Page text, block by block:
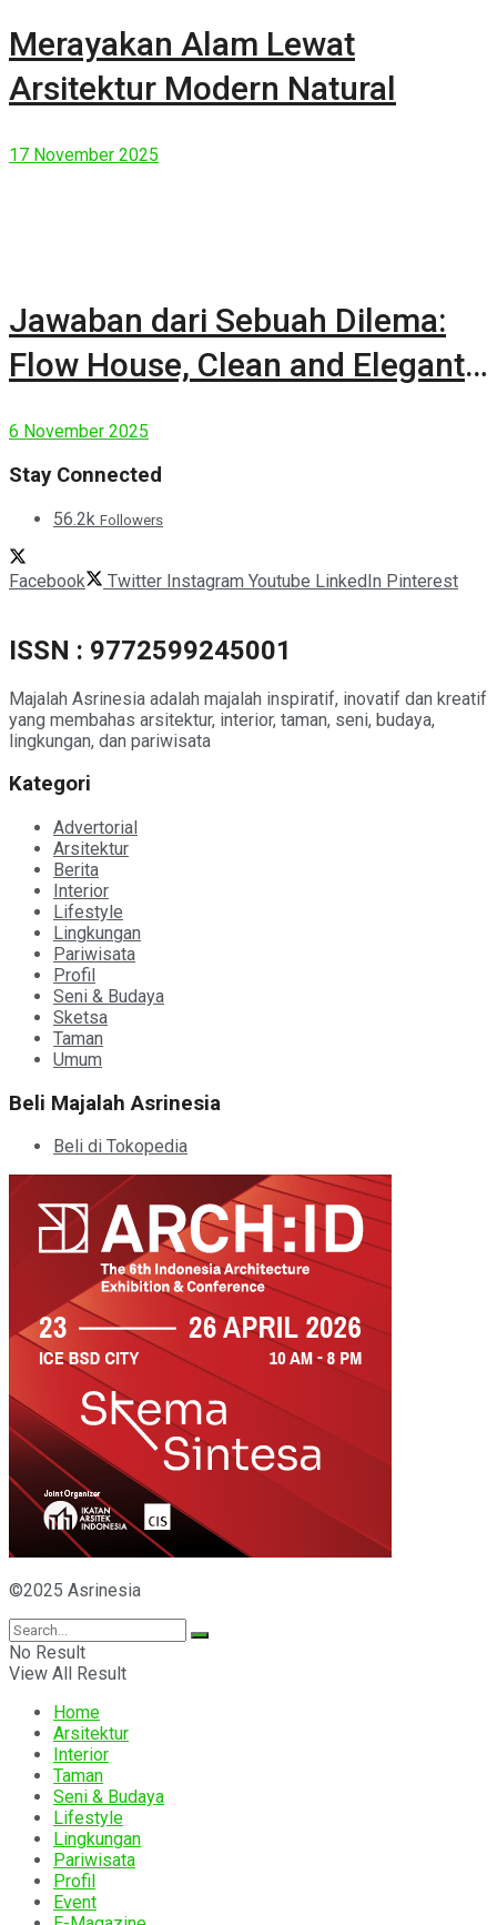
Merayakan Alam Lewat
Arsitektur Modern Natural
17 November 2025
Jawaban dari Sebuah Dilema:
Flow House, Clean and Elegant
6 November 2025
Stay Connected
56.2k Followers
Facebook Twitter Instagram Youtube LinkedIn Pinterest
ISSN : 9772599245001
Majalah Asrinesia adalah majalah inspiratif, inovatif dan kreatif
yang membahas arsitektur, interior, taman, seni, budaya,
lingkungan, dan pariwisata
Kategori
Advertorial
Arsitektur
Berita
Interior
Lifestyle
Lingkungan
Pariwisata
Profil
Seni & Budaya
Sketsa
Taman
Umum
Beli Majalah Asrinesia
Beli di Tokopedia
©2025 Asrinesia
No Result
View All Result
Home
Arsitektur
Interior
Taman
Seni & Budaya
Lifestyle
Lingkungan
Pariwisata
Profil
Event